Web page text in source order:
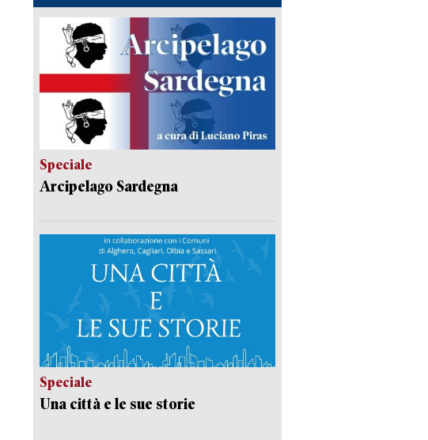
Speciale
Arcipelago Sardegna
Speciale
Una città e le sue storie